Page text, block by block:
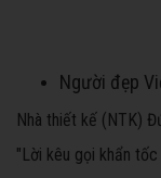
Người đẹp
Nhà thiết kế (NTK)
"Lời kêu gọi khẩn